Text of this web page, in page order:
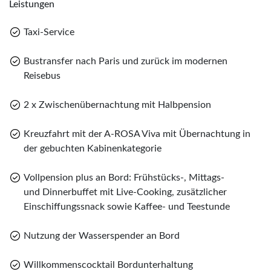
Leistungen
Taxi-Service
Bustransfer nach Paris und zurück im modernen
Reisebus
2 x Zwischenübernachtung mit Halbpension
Kreuzfahrt mit der A-ROSA Viva mit Übernachtung in
der gebuchten Kabinenkategorie
Vollpension plus an Bord: Frühstücks-, Mittags-
und Dinnerbuffet mit Live-Cooking, zusätzlicher
Einschiffungssnack sowie Kaffee- und Teestunde
Nutzung der Wasserspender an Bord
Willkommenscocktail Bordunterhaltung